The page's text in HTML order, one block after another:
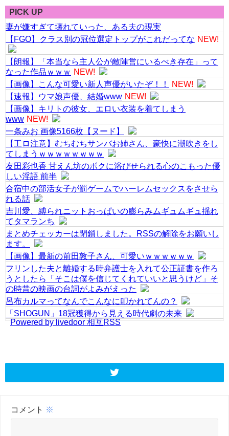
PICK UP
妻が嫌すぎて壊れていった、ある夫の現実
【FGO】クラス別の冠位選定トップがこれだってな NEW!
【朗報】「本当なら主人公が敵陣営にいるべき存在」って
なった作品ｗｗｗ
NEW!
【画像】こんな可愛い新人声優がいたぞ！！
NEW!
【速報】ウマ娘声優、結婚www NEW!
【画像】キリトの彼女、エロい衣装を着てしまう
www NEW!
一条みお 画像5166枚【ヌード】
【工ロ注意】むちむちサンバお姉さん、豪快に潮吹きをし
てしまうｗｗｗｗｗｗｗｗ
友田彩也香 甘えん坊のボクに浴びせられる心のこもった優
しい淫語 前半
合宿中の部活女子が罰ゲームでハーレムセックスをさせら
れる話
吉川愛、縛られニットおっぱいの膨らみムギュムギュ揺れ
てタマランち
まとめチェッカーは閉鎖しました。RSSの解除をお願いし
ます。
【画像】最新の前田敦子さん、可愛いｗｗｗｗｗｗ
フリンした夫と離婚する時弁護士を入れて公正証書を作ろ
うとしたら「そこは僕を信じてくれていいと思うけど」そ
の時昔の映画の台詞がよみがえった
呂布カルマってなんでこんなに叩かれてんの？
「SHOGUN」18冠獲得から見える時代劇の未来
Powered by livedoor 相互RSS
コメント ※